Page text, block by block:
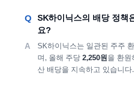
SK하이닉스의 배당 정책
요?
SK하이닉스는 일관된 주주
며, 올해 주당 2,250원 을 환원
산 배당을 지속하고 있습니다.